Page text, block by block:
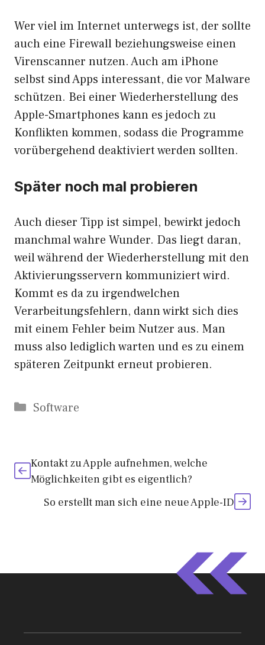
Wer viel im Internet unterwegs ist, der sollte
auch eine Firewall beziehungsweise einen
Virenscanner nutzen. Auch am iPhone
selbst sind Apps interessant, die vor Malware
schützen. Bei einer Wiederherstellung des
Apple-Smartphones kann es jedoch zu
Konflikten kommen, sodass die Programme
vorübergehend deaktiviert werden sollten.
Später noch mal probieren
Auch dieser Tipp ist simpel, bewirkt jedoch
manchmal wahre Wunder. Das liegt daran,
weil während der Wiederherstellung mit den
Aktivierungsservern kommuniziert wird.
Kommt es da zu irgendwelchen
Verarbeitungsfehlern, dann wirkt sich dies
mit einem Fehler beim Nutzer aus. Man
muss also lediglich warten und es zu einem
späteren Zeitpunkt erneut probieren.
Kategorien
Software
Kontakt zu Apple aufnehmen, welche
Möglichkeiten gibt es eigentlich?
So erstellt man sich eine neue Apple-ID